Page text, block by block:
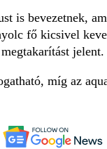
is bevezetnek,
fő kicsivel
míg az